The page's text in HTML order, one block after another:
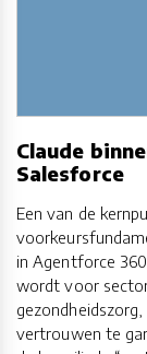
Claude
Salesforce
Een van de
in Agentforce
wordt voor
vertrouwen te